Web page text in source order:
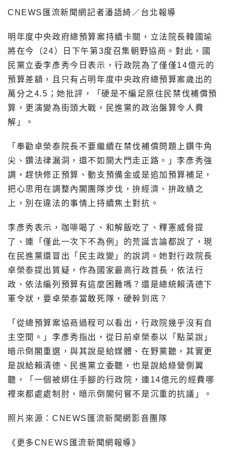
CNEWS匯流新聞網記者潘語綺／台北報導
明年度中央政府總預算案持續卡關，立法院長韓國瑜
將在今（24）日下午第3度召集朝野協商。對此，國
民黨立委李彥秀今日表示，行政院為了僅僅14億元的
預算差額，且只有占明年度中央政府總預算案歲出的
萬分之4.5；她批評，「硬是不編足原住民禁伐補償預
算，更演變為街頭大戰，民進黨的政治盤算令人費
解」。
「奉勸卓榮泰院長不要繼續在禁伐補償問題上鑽牛角
尖、鑽法律漏洞，還不如開大門走正路。」李彥秀強
調，趕快修正預算、動支預備金或是追加預算補足，
把心思用在調整內閣團隊步伐，拚經濟、拚政績之
上，別在違法的事情上持續焦土對抗。
李彥秀表示，咖啡喝了、和解飯吃了、釋憲威脅提
了、連「僅此一次下不為例」的荒誕言論都說了，現
在民進黨還冒出「民主政變」的說詞。她對行政院長
卓榮泰提出質疑，作為國家最高行政首長，依法行
政、依法編列預算有這麼困難嗎？還是總統賴清德下
軍令狀，要卓榮泰當敢死隊，硬幹到底？
「從總預算案協商過程可以看出，行政院幾乎沒有自
主空間。」李彥秀指出，從日前卓榮泰以「點菜說」
暗示倒閣重選，與其說是給媒體、在野黨聽，其實更
是說給賴清德、民進黨立委聽，也是說給綠營側翼
聽，「一個被綁住手腳的行政院，連14億元的經費哪
裡來都處處制肘，暗示倒閣何嘗不是沉重的抗議」。
照片來源：CNEWS匯流新聞網影音團隊
《更多CNEWS匯流新聞網報導》